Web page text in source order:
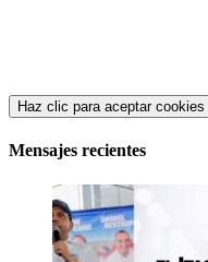
Haz clic para aceptar
Mensajes recientes